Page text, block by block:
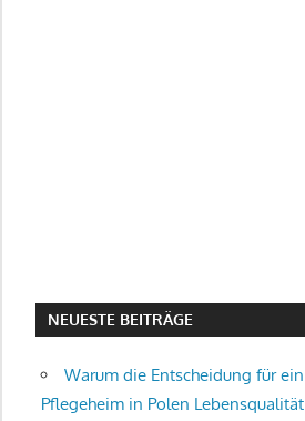
NEUESTE BEITRÄGE
Warum die Entscheidung für ein
Pflegeheim in Polen Lebensqualität